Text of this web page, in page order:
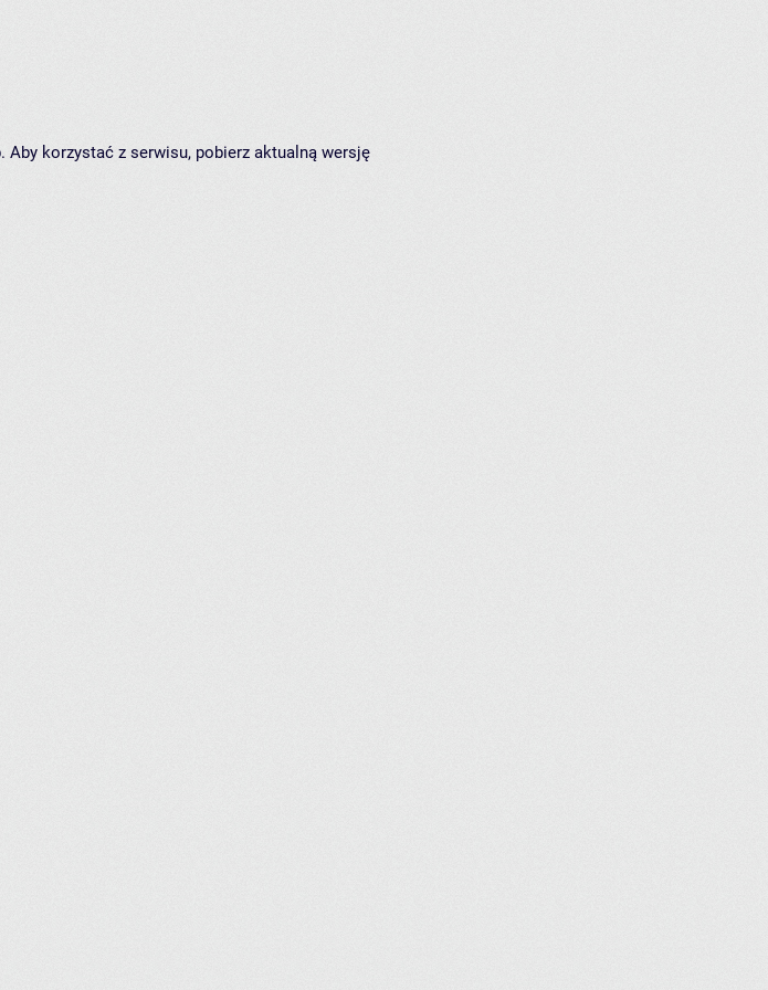
Aby korzystać z serwisu, pobierz aktualną wersję